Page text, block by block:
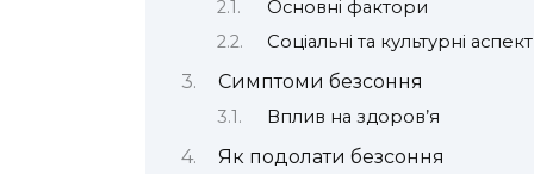
Основні фактори
Соціальні та культурні
Симптоми безсоння
Вплив на здоров’я
Як подолати безсоння